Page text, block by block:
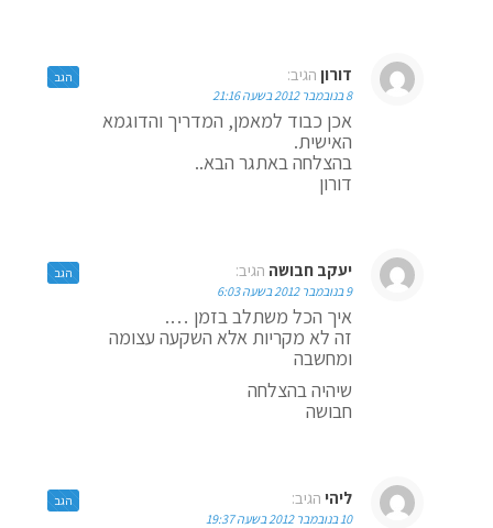
דורון הגיב:
8 בנובמבר 2012 בשעה 21:16
אכן כבוד למאמן, המדריך והדוגמא
האישית.
בהצלחה באתגר הבא..
דורון
הגב
יעקב חבושה הגיב:
9 בנובמבר 2012 בשעה 6:03
איך הכל משתלב בזמן ….
זה לא מקריות אלא השקעה עצומה
ומחשבה
שיהיה בהצלחה
חבושה
הגב
ליהי הגיב:
10 בנובמבר 2012 בשעה 19:37
הגב